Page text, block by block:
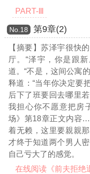
PART-Ⅲ
Νο.18 第9章(2)
【摘要】苏泽宇很快
厅。“泽宇，你是跟
道。“不是，这间公寓
释道：“当年你决定要
后下了班要回去哪里
我担心你不愿意把房
场》第18章正文内容…
着无赖，这里要親親
才终于知道两个男人
自己亏大了的感觉。
在线阅读《前夫拒绝